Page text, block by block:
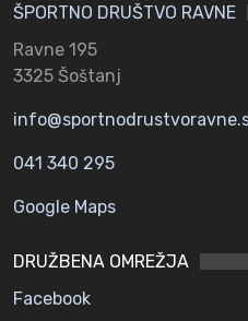
ŠPORTNO DRUŠTVO RAVNE
Ravne 195
3325 Šoštanj
041 340 295
Google Maps
DRUŽBENA OMREŽJA
Facebook